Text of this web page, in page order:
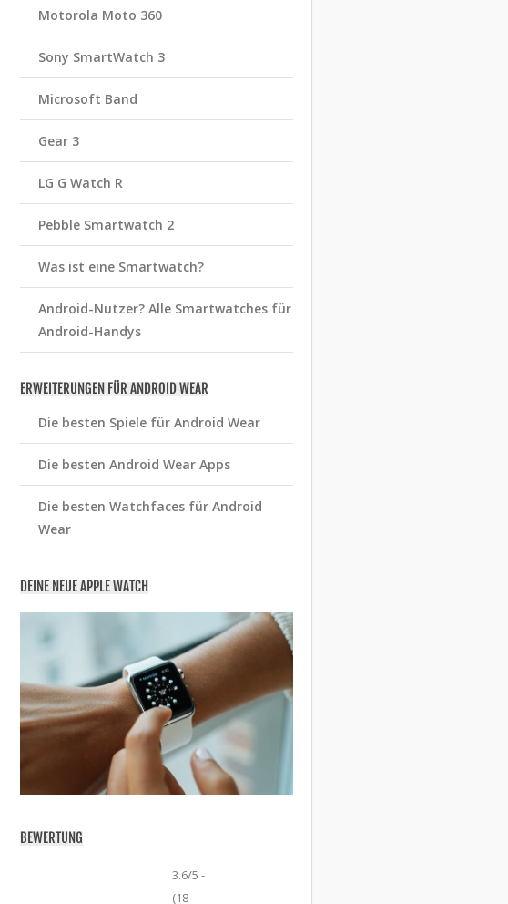
Motorola Moto 360
Sony SmartWatch 3
Microsoft Band
Gear 3
LG G Watch R
Pebble Smartwatch 2
Was ist eine Smartwatch?
Android-Nutzer? Alle Smartwatches für
Android-Handys
ERWEITERUNGEN FÜR ANDROID WEAR
Die besten Spiele für Android Wear
Die besten Android Wear Apps
Die besten Watchfaces für Android
Wear
DEINE NEUE APPLE WATCH
BEWERTUNG
3.6/5 -
(18